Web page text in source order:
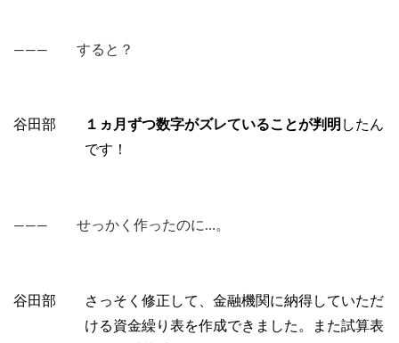
――― すると？
谷田部 １ヵ月ずつ数字がズレていることが判明 したん
です！
――― せっかく作ったのに…。
谷田部 さっそく修正して、金融機関に納得していただ
ける資金繰り表を作成できました。また試算表